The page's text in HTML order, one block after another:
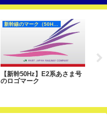
新幹線のマーク（50Hz）
【新幹50Hz】E2系あさま号
のロゴマーク